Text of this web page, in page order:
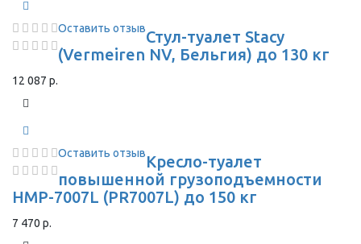
Оставить отзывСтул-туалет Stacy
(Vermeiren NV, Бельгия) до 130 кг
12 087 р.
Оставить отзывКресло-туалет
повышенной грузоподъемности
HMP-7007L (PR7007L) до 150 кг
7 470 р.